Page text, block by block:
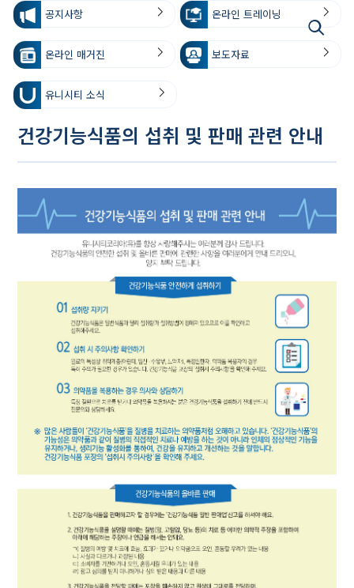
공지사항 온라인 트레이닝
온라인 매거진 보도자료
유니시티 소식
건강기능식품의 섭취 및 판매 관련 안내